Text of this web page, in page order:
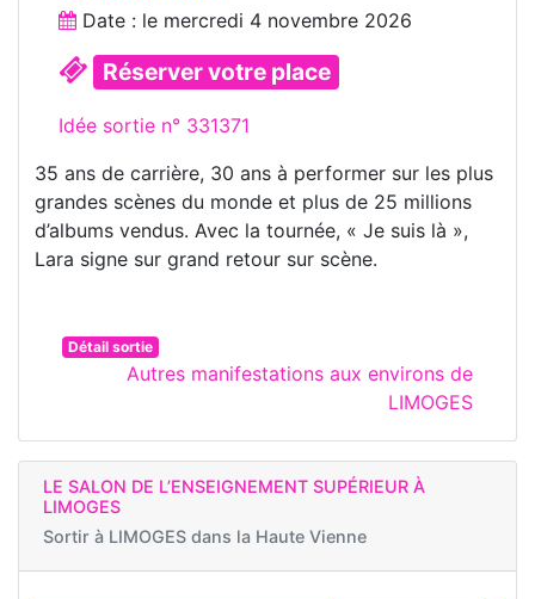
Date : le mercredi 4 novembre 2026
Réserver votre place
Idée sortie n° 331371
35 ans de carrière, 30 ans à performer sur les plus
grandes scènes du monde et plus de 25 millions
d’albums vendus. Avec la tournée, « Je suis là »,
Lara signe sur grand retour sur scène.
Détail sortie
Autres manifestations aux environs de
LIMOGES
LE SALON DE L’ENSEIGNEMENT SUPÉRIEUR À
LIMOGES
Sortir à LIMOGES dans la Haute Vienne